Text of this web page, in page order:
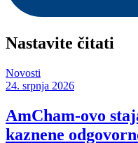
Nastavite čitati
Novosti
24. srpnja 2026
AmCham-ovo
kaznene